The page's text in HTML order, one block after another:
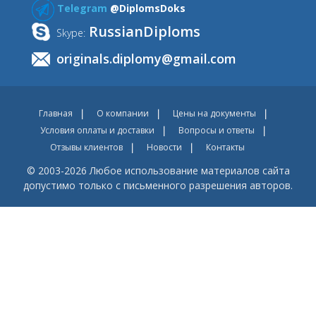
Telegram @DiplomsDoks
Skype: RussianDiploms
originals.diplomy@gmail.com
Главная О компании
Цены на документы
Условия оплаты и доставки
Вопросы и ответы
Отзывы клиентов
Новости Контакты
© 2003-2026 Любое использование материалов сайта
допустимо только с письменного разрешения авторов.